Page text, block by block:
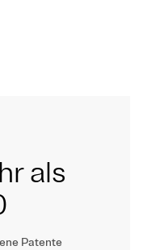
als
Patente